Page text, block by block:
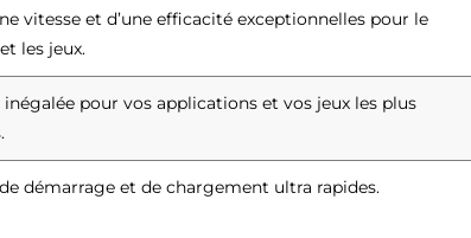
vitesse et d’une efficacité exceptionnelles pour le
les jeux.
pour vos applications et vos jeux les plus
démarrage et de chargement ultra rapides.